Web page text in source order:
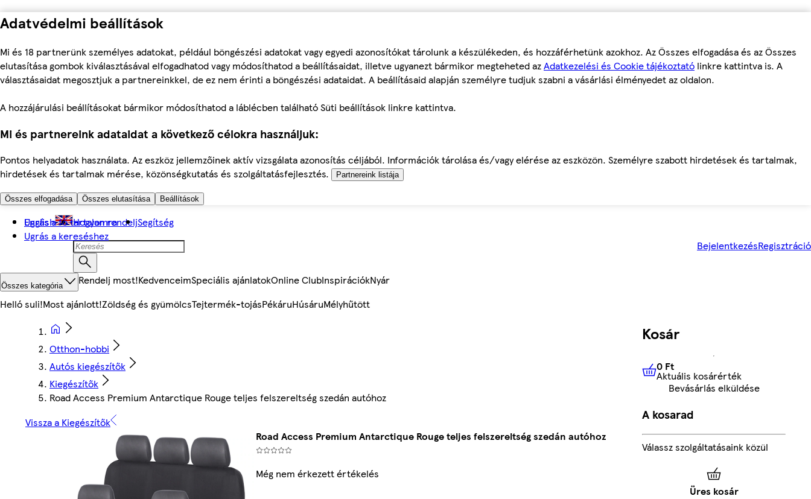
Adatvédelmi beállítások
Mi és 18 partnerünk személyes adatokat, például böngészési adatokat vagy egyedi azonosítókat tárolunk a készülékeden, és hozzáférhetünk azokhoz. Az Összes elfogadása és az Összes
elutasítása gombok kiválasztásával elfogadhatod vagy módosíthatod a beállításaidat, illetve ugyanezt bármikor megteheted azAdatkezelési és Cookie tájékoztató linkre kattintva is. A
választásaidat megosztjuk a partnereinkkel, de ez nem érinti a böngészési adataidat. A beállításaid alapján személyre tudjuk szabni a vásárlási élményedet az oldalon.
A hozzájárulási beállításokat bármikor módosíthatod a láblécben található Süti beállítások linkre kattintva.
Mi és partnereink adataidat a következő célokra használjuk:
Pontos helyadatok használata. Az eszköz jellemzőinek aktív vizsgálata azonosítás céljából. Információk tárolása és/vagy elérése az eszközön. Személyre szabott hirdetések és tartalmak,
hirdetések és tartalmak mérése, közönségkutatás és szolgáltatásfejlesztés.
Partnereink listája
Összes elfogadása Összes elutasítása Beállítások
Ugrás a fő tartalomra
Ugrás a kereséshez
English Hogyan rendeljSegítség
BejelentkezésRegisztráció
Összes kategória Rendelj most!KedvenceimSpeciális ajánlatokOnline ClubInspirációkNyár
Helló suli!Most ajánlott!Zöldség és gyümölcsTejtermék-tojásPékáruHúsáruMélyhűtött
Otthon-hobbi
Autós kiegészítők
Kiegészítők
Road Access Premium Antarctique Rouge teljes felszereltség szedán autóhoz
Vissza a Kiegészítők
Road Access Premium Antarctique Rouge teljes felszereltség szedán autóhoz
Még nem érkezett értékelés
Kosár
0 FtAktuális kosárérték
0 Ft
Aktuális kosárérték
Bevásárlás elküldése
A kosarad
Válassz szolgáltatásaink közül
Üres kosár